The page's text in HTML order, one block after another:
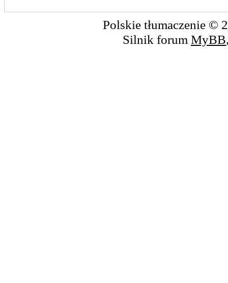
Polskie tłumaczenie ©
Silnik forum MyBB